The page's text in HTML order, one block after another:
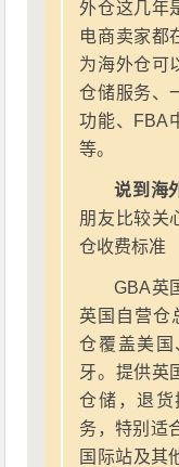
外仓这几年
电商卖家都
为海外仓可
仓储服务、
功能、FBA
等。
说到海
朋友比较关
仓收费标准
GBA英
英国自营仓
仓覆盖美
牙。提供英
仓储，退
务，特别适
国际站及其